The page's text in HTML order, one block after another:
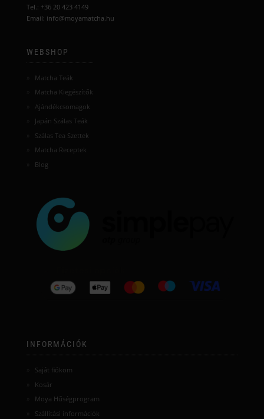
Tel.: +36 20 423 4149
Email: info@moyamatcha.hu
WEBSHOP
Matcha Teák
Matcha Kiegészítők
Ajándékcsomagok
Japán Szálas Teák
Szálas Tea Szettek
Matcha Receptek
Blog
INFORMÁCIÓK
Saját fiókom
Kosár
Moya Hűségprogram
Szállítási információk